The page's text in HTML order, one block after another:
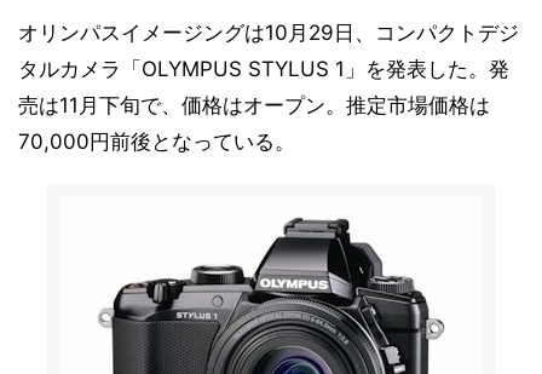
オリンパスイメージングは10月29日、コンパクトデジ
タルカメラ「OLYMPUS STYLUS 1」を発表した。発
売は11月下旬で、価格はオープン。推定市場価格は
70,000円前後となっている。